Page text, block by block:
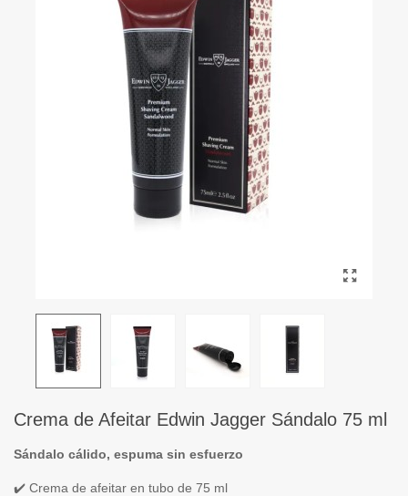
Crema de Afeitar Edwin Jagger Sándalo 75 ml
Sándalo cálido, espuma sin esfuerzo
✔️ Crema de afeitar en tubo de 75 ml